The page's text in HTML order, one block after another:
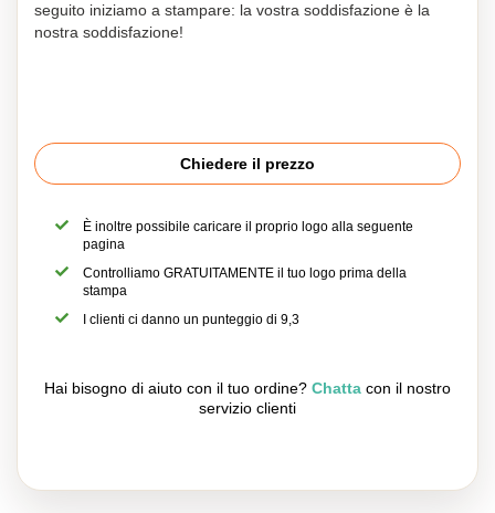
seguito iniziamo a stampare: la vostra soddisfazione è la
nostra soddisfazione!
Chiedere il prezzo
È inoltre possibile caricare il proprio logo alla seguente
pagina
Controlliamo GRATUITAMENTE il tuo logo prima della
stampa
I clienti ci danno un punteggio di 9,3
Hai bisogno di aiuto con il tuo ordine? Chatta con il nostro
servizio clienti